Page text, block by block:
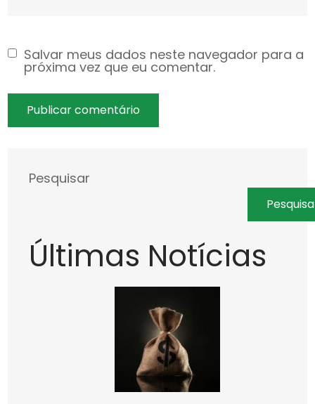
Salvar meus dados neste navegador para a
próxima vez que eu comentar.
Pesquisar
Últimas Notícias